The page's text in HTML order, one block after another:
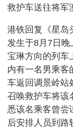
救护车送往将军
港铁回复《星岛
发生于8月7日
宝琳方向的列车
内有一名男乘客
车返回调景岭站
召唤救护车将该
悉该名乘客曾尝
后安排人员到路